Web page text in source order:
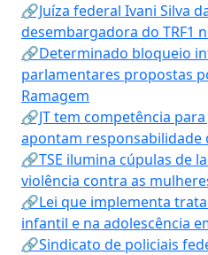
🔗Juíza federal Ivani Silva
desembargadora do TRF1
🔗Determinado bloqueio
parlamentares propostas
Ramagem
🔗JT tem competência
apontam responsabilidade
🔗TSE ilumina cúpulas de
violência contra as
🔗Lei que implementa
infantil e na adolescência
🔗Sindicato de policiais